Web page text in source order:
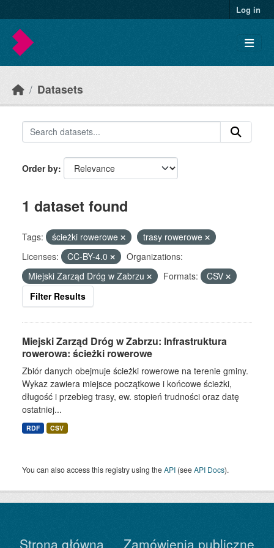
Log in
Datasets
Order by
1 dataset found
Tags: ścieżki rowerowe
trasy rowerowe
Licenses:
CC-BY-4.0
Organizations:
Miejski Zarząd Dróg w Zabrzu
Formats:
CSV
Filter Results
Miejski Zarząd Dróg w Zabrzu: Infrastruktura
rowerowa: ścieżki rowerowe
Zbiór danych obejmuje ścieżki rowerowe na terenie gminy.
Wykaz zawiera miejsce początkowe i końcowe ścieżki,
długość i przebieg trasy, ew. stopień trudności oraz datę
ostatniej...
RDF CSV
You can also access this registry using theAPI (seeAPI Docs).
Strona główna Zamówienia publiczne